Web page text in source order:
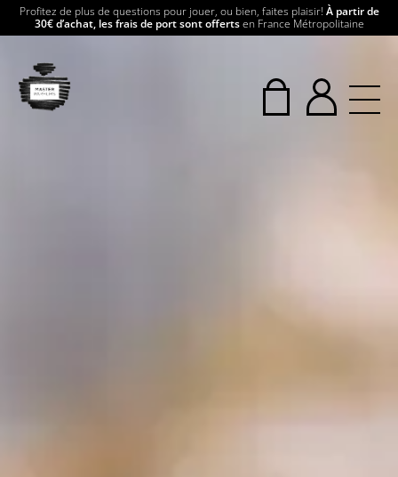
Profitez de plus de questions pour jouer, ou bien, faites plaisir! À partir de
30€ d’achat, les frais de port sont offertsen France Métropolitaine